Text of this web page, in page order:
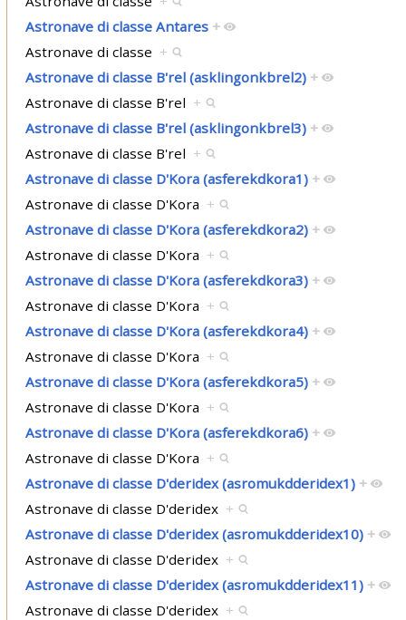
Astronave di classe Antares +
Astronave di classe +
Astronave di classe B'rel (asklingonkbrel2) +
Astronave di classe B'rel +
Astronave di classe B'rel (asklingonkbrel3) +
Astronave di classe B'rel +
Astronave di classe D'Kora (asferekdkora1) +
Astronave di classe D'Kora +
Astronave di classe D'Kora (asferekdkora2) +
Astronave di classe D'Kora +
Astronave di classe D'Kora (asferekdkora3) +
Astronave di classe D'Kora +
Astronave di classe D'Kora (asferekdkora4) +
Astronave di classe D'Kora +
Astronave di classe D'Kora (asferekdkora5) +
Astronave di classe D'Kora +
Astronave di classe D'Kora (asferekdkora6) +
Astronave di classe D'Kora +
Astronave di classe D'deridex (asromukdderidex1) +
Astronave di classe D'deridex +
Astronave di classe D'deridex (asromukdderidex10) +
Astronave di classe D'deridex +
Astronave di classe D'deridex (asromukdderidex11) +
Astronave di classe D'deridex +